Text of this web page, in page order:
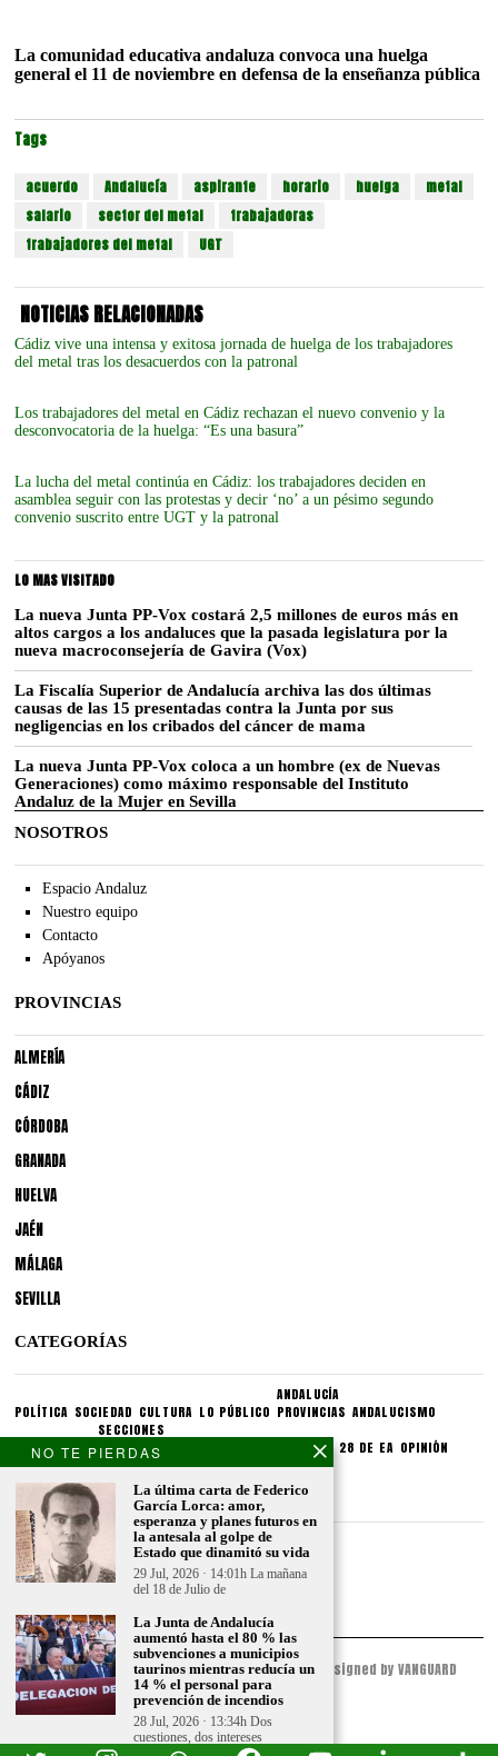
La comunidad educativa andaluza convoca una huelga
general el 11 de noviembre en defensa de la enseñanza pública
Tags
acuerdo Andalucía aspirante horario huelga
metal
salario
sector del metal
trabajadoras
trabajadores del metal
UGT
NOTICIAS RELACIONADAS
Cádiz vive una intensa y exitosa jornada de huelga de los trabajadores
del metal tras los desacuerdos con la patronal
Los trabajadores del metal en Cádiz rechazan el nuevo convenio y la
desconvocatoria de la huelga: “Es una basura”
La lucha del metal continúa en Cádiz: los trabajadores deciden en
asamblea seguir con las protestas y decir ‘no’ a un pésimo segundo
convenio suscrito entre UGT y la patronal
LO MAS VISITADO
La nueva Junta PP-Vox costará 2,5 millones de euros más en
altos cargos a los andaluces que la pasada legislatura por la
nueva macroconsejería de Gavira (Vox)
La Fiscalía Superior de Andalucía archiva las dos últimas
causas de las 15 presentadas contra la Junta por sus
negligencias en los cribados del cáncer de mama
La nueva Junta PP-Vox coloca a un hombre (ex de Nuevas
Generaciones) como máximo responsable del Instituto
Andaluz de la Mujer en Sevilla
NOSOTROS
Espacio Andaluz
Nuestro equipo
Contacto
Apóyanos
PROVINCIAS
ALMERÍA
CÁDIZ
CÓRDOBA
GRANADA
HUELVA
JAÉN
MÁLAGA
SEVILLA
CATEGORÍAS
POLÍTICA SOCIEDAD CULTURA LO PÚBLICO
ANDALUCÍA
PROVINCIAS ANDALUCISMO
SINDICATOS
SECCIONES
CRONIQUEA
LAS 28 DE EA OPINIÓN
CONDICIONES LEGALES
Aviso legal
Politica de privacidad
Politica de condiciones
© 2023 - ESPACIO ANDALUZ - All Rights Reserved. Designed by VANGUARD
PEAK
NO TE PIERDAS
La última carta de Federico
García Lorca: amor,
esperanza y planes futuros en
la antesala al golpe de
Estado que dinamitó su vida
29 Jul, 2026 · 14:01h La mañana
del 18 de Julio de
La Junta de Andalucía
aumentó hasta el 80 % las
subvenciones a municipios
taurinos mientras reducía un
14 % el personal para
prevención de incendios
28 Jul, 2026 · 13:34h Dos
cuestiones, dos intereses
completamente adversos, una